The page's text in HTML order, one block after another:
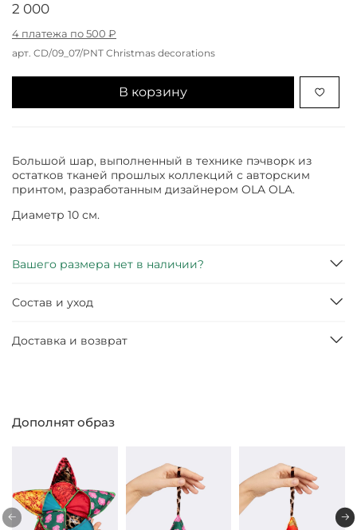
арт. CD/09_07/PNT Christmas decorations
2 000
4 платежа по 500 ₽
В корзину
Большой шар, выполненный в технике пэчворк из
остатков тканей прошлых коллекций с авторским
принтом, разработанным дизайнером OLA OLA.
Диаметр 10 см.
Вашего размера нет в наличии?
Состав и уход
Доставка и возврат
Дополнят образ